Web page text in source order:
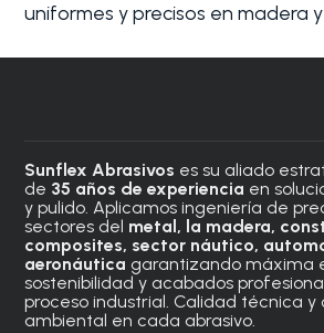
uniformes y precisos en madera
Sunflex Abrasivos es su aliado
de 35 años de experiencia en
y pulido. Aplicamos ingeniería de
sectores del metal, la madera,
composites, sector náutico,
aeronáutica garantizando máxima
sostenibilidad y acabados
proceso industrial. Calidad técnica y
ambiental en cada abrasivo.